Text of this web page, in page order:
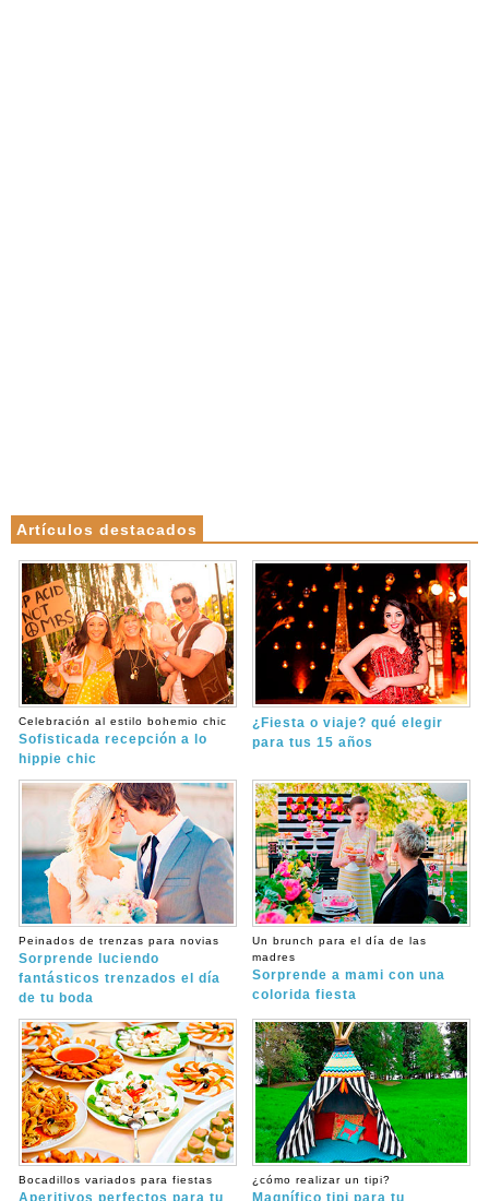
Artículos destacados
Celebración al estilo bohemio chic
Sofisticada recepción a lo
hippie chic
¿Fiesta o viaje? qué elegir
para tus 15 años
Peinados de trenzas para novias
Sorprende luciendo
fantásticos trenzados el día
de tu boda
Un brunch para el día de las
madres
Sorprende a mami con una
colorida fiesta
Bocadillos variados para fiestas ¿cómo realizar un tipi?